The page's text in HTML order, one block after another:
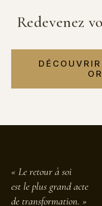
Redevenez
« Le retour à soi
est le plus grand acte
de transformation. »